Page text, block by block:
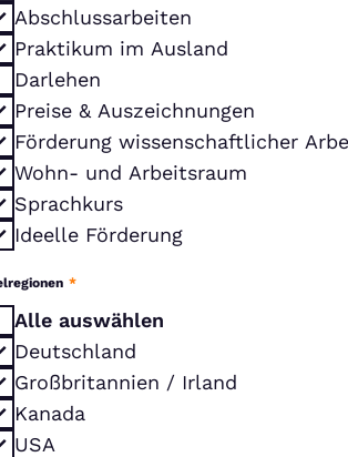
Abschlussarbeiten
Praktikum im Ausland
Darlehen
Preise & Auszeichnungen
Förderung wissenschaftlicher
Wohn- und Arbeitsraum
Sprachkurs
Ideelle Förderung
*
Alle auswählen
Deutschland
Großbritannien / Irland
Kanada
USA